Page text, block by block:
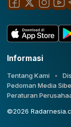
Informasi
Tentang Kami
Pedoman Media
Peraturan
©2026